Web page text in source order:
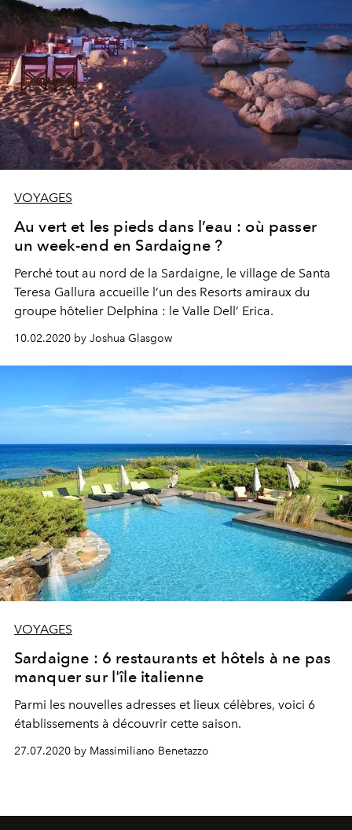
VOYAGES
Au vert et les pieds dans l’eau : où passer
un week-end en Sardaigne ?
Perché tout au nord de la Sardaigne, le village de Santa
Teresa Gallura accueille l’un des Resorts amiraux du
groupe hôtelier Delphina : le Valle Dell’ Erica.
10.02.2020 by Joshua Glasgow
VOYAGES
Sardaigne : 6 restaurants et hôtels à ne pas
manquer sur l'île italienne
Parmi les nouvelles adresses et lieux célèbres, voici 6
établissements à découvrir cette saison.
27.07.2020 by Massimiliano Benetazzo